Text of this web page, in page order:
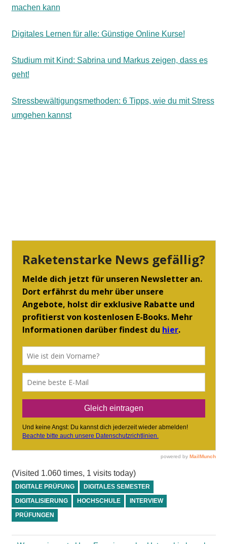
machen kann
Digitales Lernen für alle: Günstige Online Kurse!
Studium mit Kind: Sabrina und Markus zeigen, dass es
geht!
Stressbewältigungsmethoden: 6 Tipps, wie du mit Stress
umgehen kannst
(Visited 1.060 times, 1 visits today)
DIGITALE PRÜFUNG DIGITALES SEMESTER
DIGITALISIERUNG HOCHSCHULE INTERVIEW
PRÜFUNGEN